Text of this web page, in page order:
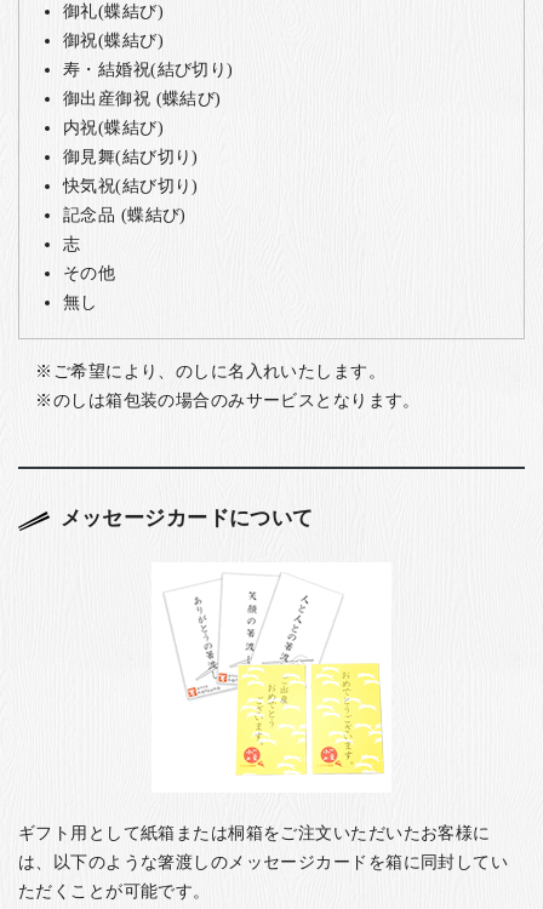
御礼(蝶結び)
御祝(蝶結び)
寿・結婚祝(結び切り)
御出産御祝 (蝶結び)
内祝(蝶結び)
御見舞(結び切り)
快気祝(結び切り)
記念品 (蝶結び)
志
その他
無し
ご希望により、のしに名入れいたします。
のしは箱包装の場合のみサービスとなります。
メッセージカードについて
ギフト用として紙箱または桐箱をご注文いただいたお客様に
は、以下のような箸渡しのメッセージカードを箱に同封してい
ただくことが可能です。